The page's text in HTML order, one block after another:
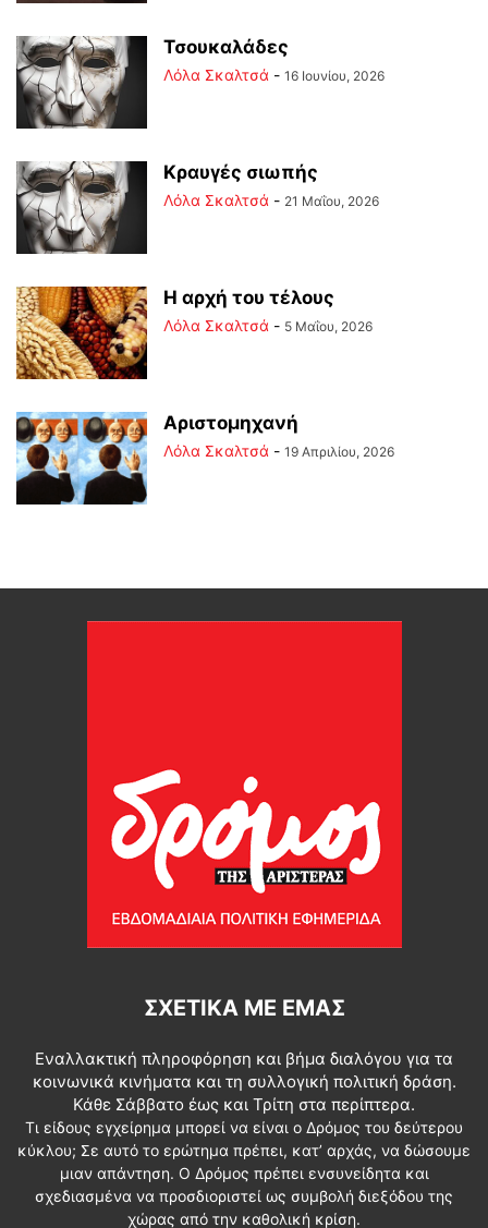
Τσουκαλάδες
Λόλα Σκαλτσά - 16 Ιουνίου, 2026
Κραυγές σιωπής
Λόλα Σκαλτσά - 21 Μαΐου, 2026
Η αρχή του τέλους
Λόλα Σκαλτσά - 5 Μαΐου, 2026
Αριστομηχανή
Λόλα Σκαλτσά - 19 Απριλίου, 2026
ΣΧΕΤΙΚΆ ΜΕ ΕΜΆΣ
Εναλλακτική πληροφόρηση και βήμα διαλόγου για τα
κοινωνικά κινήματα και τη συλλογική πολιτική δράση.
Κάθε Σάββατο έως και Τρίτη στα περίπτερα.
Τι είδους εγχείρημα μπορεί να είναι ο Δρόμος του δεύτερου
κύκλου; Σε αυτό το ερώτημα πρέπει, κατ’ αρχάς, να δώσουμε
μιαν απάντηση. Ο Δρόμος πρέπει ενσυνείδητα και
σχεδιασμένα να προσδιοριστεί ως συμβολή διεξόδου της
χώρας από την καθολική κρίση.